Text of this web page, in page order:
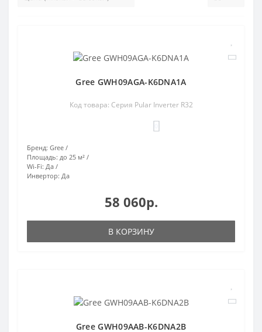
Gree GWH09AGA-K6DNA1A
Код товара: Серия Pular Inverter R32
Бренд: Gree
Площадь: до 25 м²
Wi-Fi: Да
Инвертор: Да
58 060р.
В КОРЗИНУ
Gree GWH09AAB-K6DNA2B